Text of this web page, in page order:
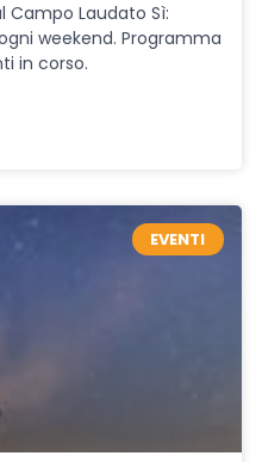
Campo Laudato Sì:
weekend. Programma
in corso.
EVENTI